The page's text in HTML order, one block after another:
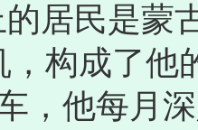
居民是蒙
构成了他
，他每月